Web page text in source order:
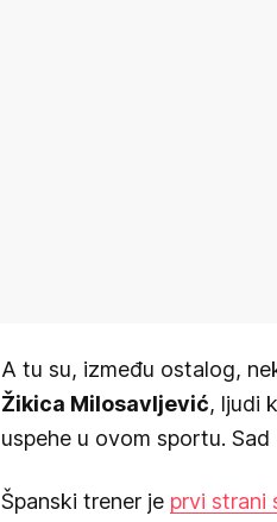
A tu su, između ostalog,
Žikica Milosavljević, ljudi
uspehe u ovom sportu.
Španski trener je prvi strani